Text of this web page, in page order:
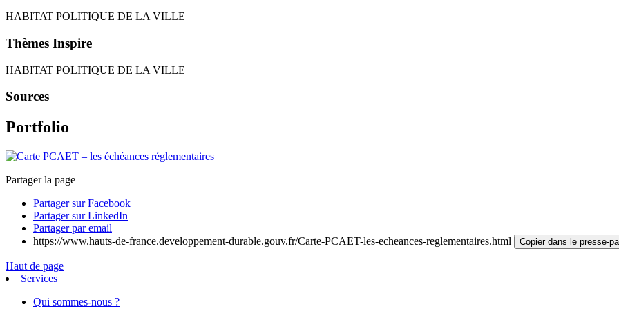
HABITAT POLITIQUE DE LA VILLE
Thèmes Inspire
HABITAT POLITIQUE DE LA VILLE
Sources
Portfolio
Partager la page
Partager sur Facebook
Partager sur LinkedIn
Partager par email
https://www.hauts-de-france.developpement-durable.gouv.fr/Carte-PCAET-les-echeances-reglementaires.html
Copier dans le presse-
Haut de page
Services
Qui sommes-nous ?